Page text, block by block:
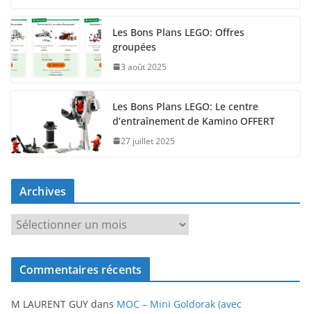
Les Bons Plans LEGO: Offres
groupées
3 août 2025
Les Bons Plans LEGO: Le centre
d’entraînement de Kamino OFFERT
27 juillet 2025
Archives
r
c
v
Commentaires récents
M LAURENT GUY dans MOC – Mini Goldorak (avec